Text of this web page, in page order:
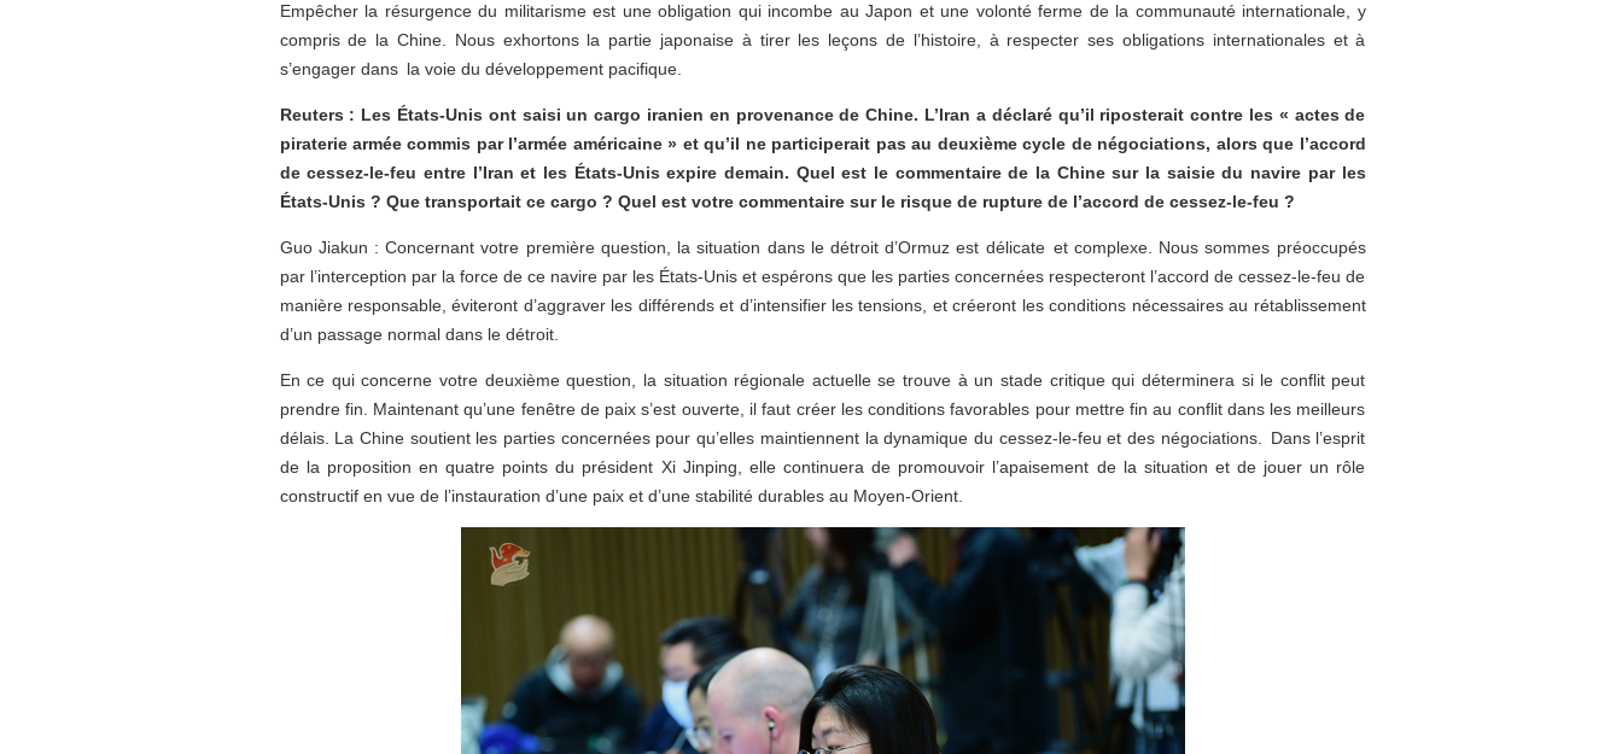
Empêcher la résurgence du militarisme est une obligation qui incombe au Japon et une volonté ferme de la communauté internationale, y
compris de la Chine. Nous exhortons la partie japonaise à tirer les leçons de l’histoire, à respecter ses obligations internationales et à
s’engager dans la voie du développement pacifique.
Reuters : Les États-Unis ont saisi un cargo iranien en provenance de Chine. L’Iran a déclaré qu’il riposterait contre les « actes de
piraterie armée commis par l’armée américaine » et qu’il ne participerait pas au deuxième cycle de négociations, alors que l’accord
de cessez-le-feu entre l’Iran et les États-Unis expire demain. Quel est le commentaire de la Chine sur la saisie du navire par les
États-Unis ? Que transportait ce cargo ? Quel est votre commentaire sur le risque de rupture de l’accord de cessez-le-feu ?
Guo Jiakun : Concernant votre première question, la situation dans le détroit d’Ormuz est délicate et complexe. Nous sommes préoccupés
par l’interception par la force de ce navire par les États-Unis et espérons que les parties concernées respecteront l’accord de cessez-le-feu de
manière responsable, éviteront d’aggraver les différends et d’intensifier les tensions, et créeront les conditions nécessaires au rétablissement
d’un passage normal dans le détroit.
En ce qui concerne votre deuxième question, la situation régionale actuelle se trouve à un stade critique qui déterminera si le conflit peut
prendre fin. Maintenant qu’une fenêtre de paix s’est ouverte, il faut créer les conditions favorables pour mettre fin au conflit dans les meilleurs
délais. La Chine soutient les parties concernées pour qu’elles maintiennent la dynamique du cessez-le-feu et des négociations. Dans l’esprit
de la proposition en quatre points du président Xi Jinping, elle continuera de promouvoir l’apaisement de la situation et de jouer un rôle
constructif en vue de l’instauration d’une paix et d’une stabilité durables au Moyen-Orient.